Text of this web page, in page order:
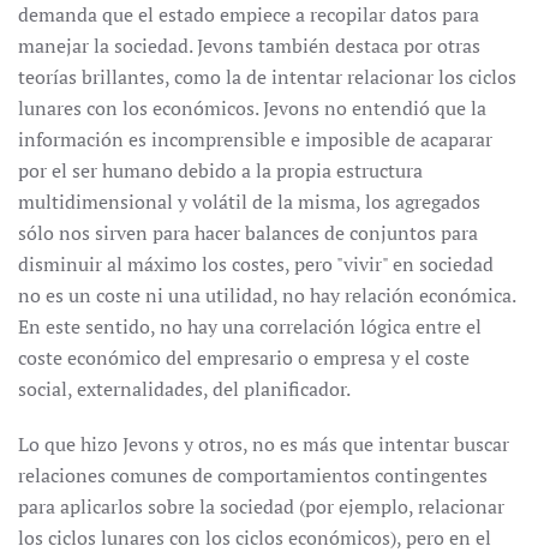
demanda que el estado empiece a recopilar datos para
manejar la sociedad. Jevons también destaca por otras
teorías brillantes, como la de intentar relacionar los ciclos
lunares con los económicos. Jevons no entendió que la
información es incomprensible e imposible de acaparar
por el ser humano debido a la propia estructura
multidimensional y volátil de la misma, los agregados
sólo nos sirven para hacer balances de conjuntos para
disminuir al máximo los costes, pero "vivir" en sociedad
no es un coste ni una utilidad, no hay relación económica.
En este sentido, no hay una correlación lógica entre el
coste económico del empresario o empresa y el coste
social, externalidades, del planificador.
Lo que hizo Jevons y otros, no es más que intentar buscar
relaciones comunes de comportamientos contingentes
para aplicarlos sobre la sociedad (por ejemplo, relacionar
los ciclos lunares con los ciclos económicos), pero en el